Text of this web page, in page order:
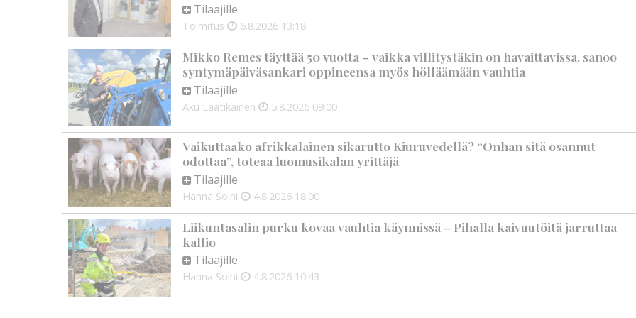
Tilaajille
Toimitus 6.8.2026 13:18
Mikko Remes täyttää 50 vuotta – vaikka villitystäkin on havaittavissa, sanoo
syntymäpäiväsankari oppineensa myös hölläämään vauhtia
Tilaajille
Aku Laatikainen 5.8.2026 09:00
Vaikuttaako afrikkalainen sikarutto Kiuruvedellä? “Onhan sitä osannut
odottaa”, toteaa luomusikalan yrittäjä
Tilaajille
Hanna Soini 4.8.2026 18:00
Liikuntasalin purku kovaa vauhtia käynnissä – Pihalla kaivuutöitä jarruttaa
kallio
Tilaajille
Hanna Soini 4.8.2026 10:43